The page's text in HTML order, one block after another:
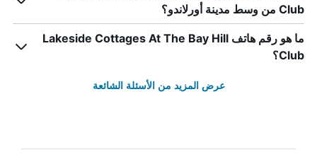
Club من وسط مدينة أورلاندو؟
ما هو رقم هاتف Lakeside Cottages At The Bay Hill
Club؟
عرض المزيد من الأسئلة الشائعة